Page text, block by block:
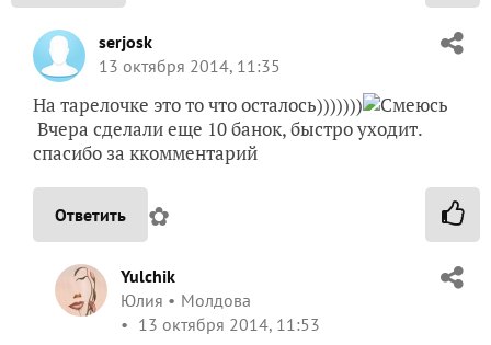
serjosk
13 октября 2014, 11:35
На тарелочке это то что осталось)))))))
Вчера сделали еще 10 банок, быстро уходит.
спасибо за ккомментарий
Ответить ✿
Yulchik
Юлия
Молдова
13 октября 2014, 11:53